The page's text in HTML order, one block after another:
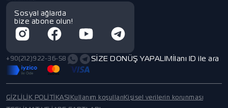
Sosyal ağlarda
bize abone olun!
+90(212)922-36-58 SİZE DONÜŞ YAPALIM İlanı ID ile ara
GİZLİLİK POLİTİKASI Kullanım koşulları Kişisel verilerin korunması